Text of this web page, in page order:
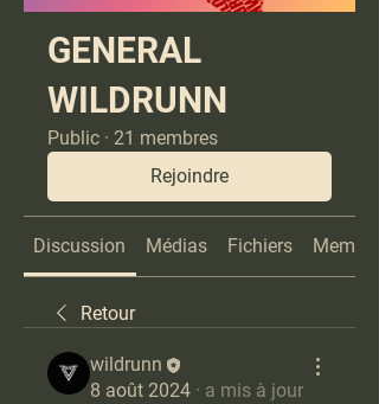
GENERAL
WILDRUNN
Public · 21 membres
Rejoindre
Discussion Médias Fichiers Membres
Retour
wildrunn
8 août 2024 · a mis à jour